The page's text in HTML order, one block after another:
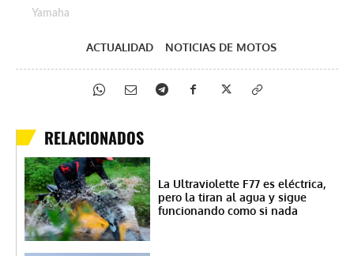
Yamaha
ACTUALIDAD NOTICIAS DE MOTOS
RELACIONADOS
La Ultraviolette F77 es eléctrica,
pero la tiran al agua y sigue
funcionando como si nada